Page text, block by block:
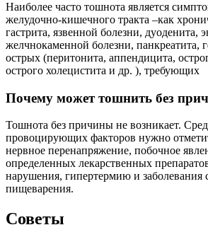
Наиболее часто тошнота является
желудочно-кишечного тракта –как
гастрита, язвенной болезни, дуоденита,
желчнокаменной болезни, панкреатита,
острых (перитонита, аппендицита,
острого холецистита и др. ), требующих
Почему может тошнить без
Тошнота без причины не возникает.
провоцирующих факторов нужно
нервное перенапряжение, побочное
определенных лекарственных
нарушения, гипертермию и заболевания
пищеварения.
Советы